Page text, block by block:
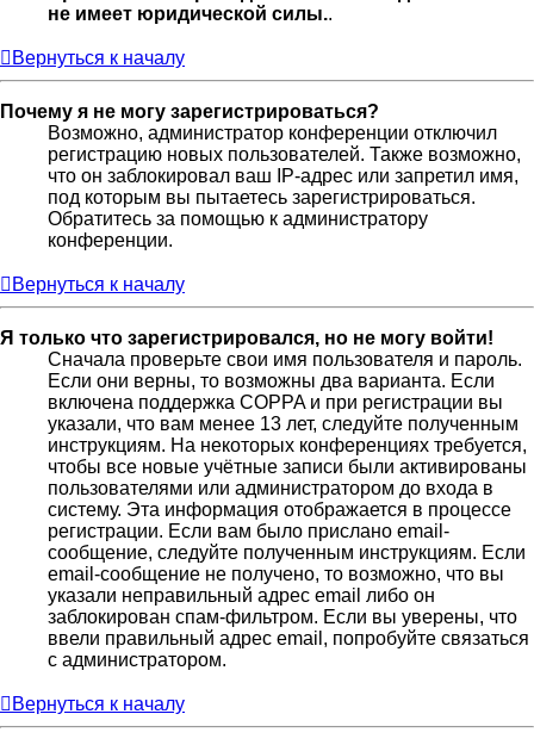
не имеет юридической силы..
Вернуться к началу
Почему я не могу зарегистрироваться?
Возможно, администратор конференции отключил
регистрацию новых пользователей. Также возможно,
что он заблокировал ваш IP-адрес или запретил имя,
под которым вы пытаетесь зарегистрироваться.
Обратитесь за помощью к администратору
конференции.
Вернуться к началу
Я только что зарегистрировался, но не могу войти!
Сначала проверьте свои имя пользователя и пароль.
Если они верны, то возможны два варианта. Если
включена поддержка COPPA и при регистрации вы
указали, что вам менее 13 лет, следуйте полученным
инструкциям. На некоторых конференциях требуется,
чтобы все новые учётные записи были активированы
пользователями или администратором до входа в
систему. Эта информация отображается в процессе
регистрации. Если вам было прислано email-
сообщение, следуйте полученным инструкциям. Если
email-сообщение не получено, то возможно, что вы
указали неправильный адрес email либо он
заблокирован спам-фильтром. Если вы уверены, что
ввели правильный адрес email, попробуйте связаться
с администратором.
Вернуться к началу